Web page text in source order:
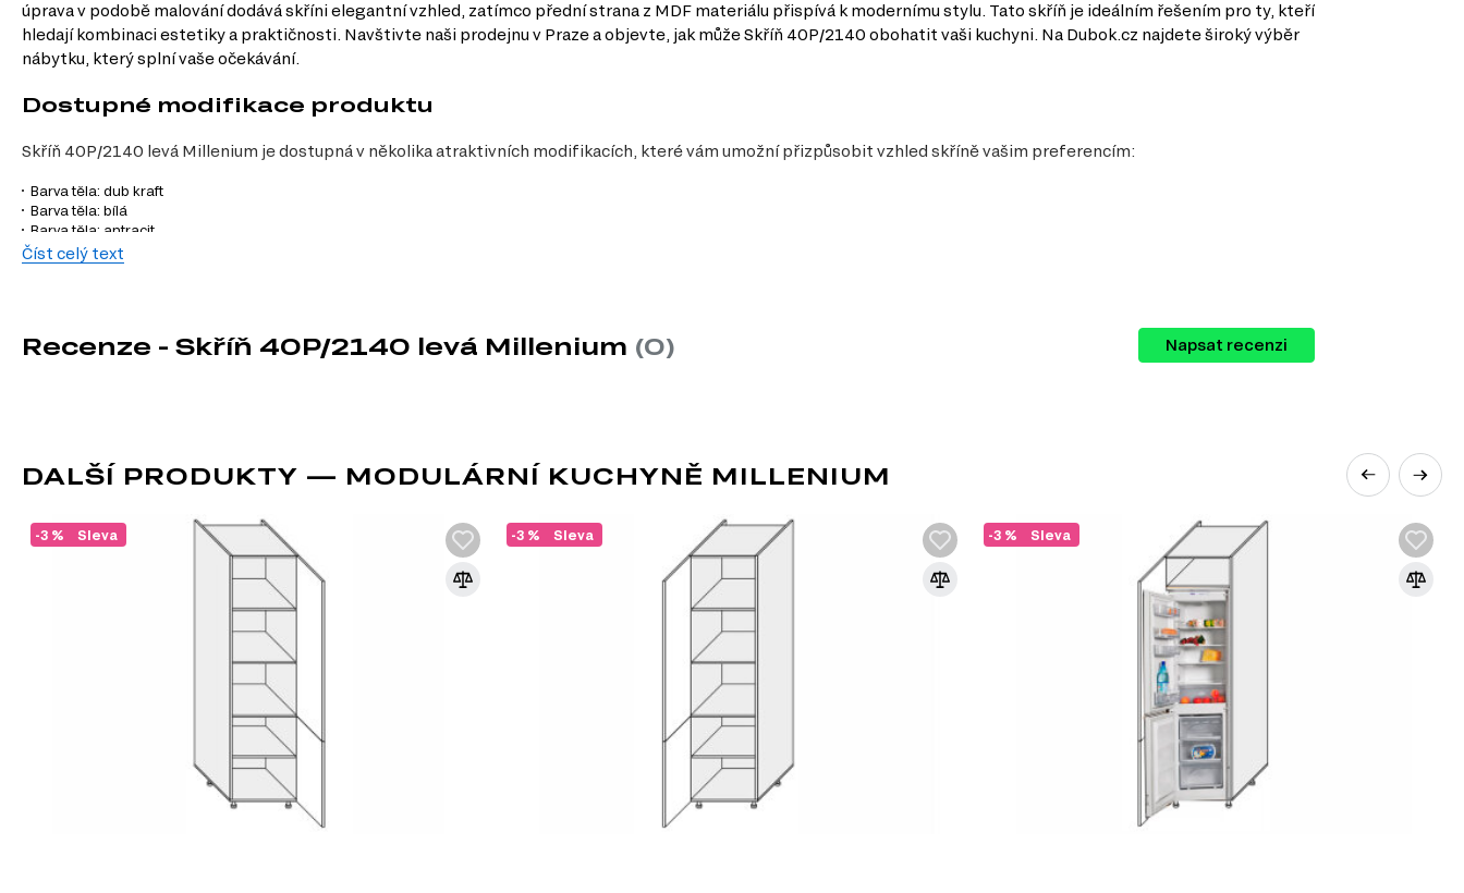
úprava v podobě malování dodává skříni elegantní vzhled, zatímco přední strana z MDF materiálu přispívá k modernímu stylu. Tato skříň je ideálním řešením pro ty, kteří
hledají kombinaci estetiky a praktičnosti. Navštivte naši prodejnu v Praze a objevte, jak může Skříň 40P/2140 obohatit vaši kuchyni. Na Dubok.cz najdete široký výběr
nábytku, který splní vaše očekávání.
Dostupné modifikace produktu
Skříň 40P/2140 levá Millenium je dostupná v několika atraktivních modifikacích, které vám umožní přizpůsobit vzhled skříně vašim preferencím:
Barva těla: dub kraft
Barva těla: bílá
Barva těla: antracit
Barva fasády: bílý lesk
Velikost.
S šířkou 40 cm, výškou 214 cm a hloubkou 58 cm je skříň ideální pro menší kuchyně, kde je každý centimetr prostoru cenný.
Materiál korpusu.
Dřevotříska zaručuje pevnost a stabilitu, což je klíčové pro dlouhodobé používání skříně.
Informace o sestavě
Fasáda Skříň 40P LEVÁ 2140mm Millenium, 1 ks
Korpus Penal 40P 2140mm, 1 ks – 40.00 cm x 214.00 cm x 58.00 cm
Informace o sérii nábytku
Tento produkt je prvkem modulového systému (série nábytku) Modulární kuchyně Millenium. Tento modulový systém se skládá z 146 produktů, které zahrnují:
MDF
MDF je jedním z nejoblíbenějších materiálů v nábytkářském průmyslu. Vyrábí se z
Číst celý text
Recenze - Skříň 40P/2140 levá Millenium (0) Napsat recenzi
DALŠÍ PRODUKTY — MODULÁRNÍ KUCHYNĚ MILLENIUM
Sleva
-3 % Sleva
-3 % Sleva
-3 %